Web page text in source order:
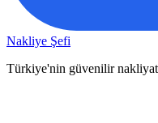
Nakliye Şefi
Türkiye'nin güvenilir nakliyat